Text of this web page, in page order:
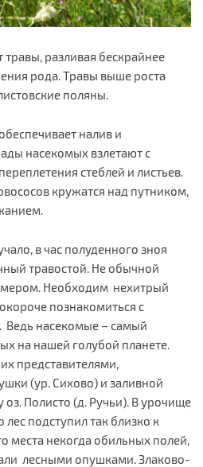
разливая бескрайнее
рода. Травы выше роста
поляны.
налив и
насекомых взлетают с
стеблей и листьев.
кружатся над путником,
в час полуденного зноя
травостой. Не обычной
Необходим нехитрый
познакомиться с
насекомые – самый
на нашей голубой планете.
представителями,
(ур. Сихово) и заливной
оз. Полисто (д. Ручьи). В урочище
подступил так близко к
места некогда обильных полей,
лесными опушками. Злаково-